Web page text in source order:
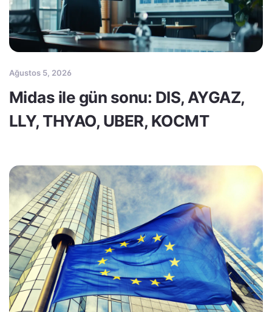
Ağustos 5, 2026
Midas ile gün sonu: DIS, AYGAZ,
LLY, THYAO, UBER, KOCMT